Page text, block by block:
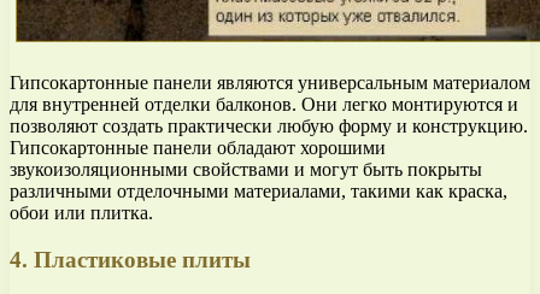
Гипсокартонные панели являются универсальным материалом
для внутренней отделки балконов. Они легко монтируются и
позволяют создать практически любую форму и конструкцию.
Гипсокартонные панели обладают хорошими
звукоизоляционными свойствами и могут быть покрыты
различными отделочными материалами, такими как краска,
обои или плитка.
4. Пластиковые плиты